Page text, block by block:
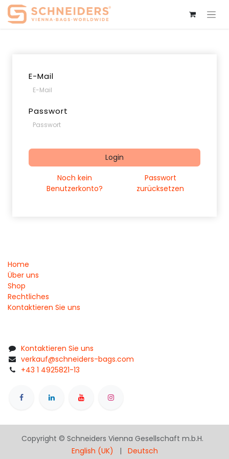
E-Mail
Passwort
Login
Noch kein
Benutzerkonto?
Passwort
zurücksetzen
Home
Über uns
Shop
Rechtliches
Kontaktieren Sie uns
Kontaktieren Sie uns
verkauf@schneiders-bags.com
+43 1 4925821-13
Copyright © Schneiders Vienna Gesellschaft m.b.H.
English (UK)
| Deutsch